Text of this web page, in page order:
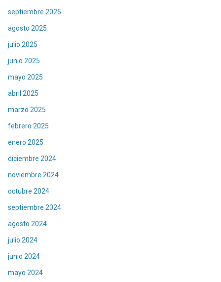
septiembre 2025
agosto 2025
julio 2025
junio 2025
mayo 2025
abril 2025
marzo 2025
febrero 2025
enero 2025
diciembre 2024
noviembre 2024
octubre 2024
septiembre 2024
agosto 2024
julio 2024
junio 2024
mayo 2024